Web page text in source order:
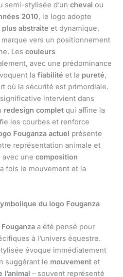
semi-stylisée d’un cheval ou
2010, le logo adopte
abstraite et dynamique,
vers un positionnement
Les couleurs
avec une prédominance
la fiabilité et la pureté,
où la sécurité est primordiale.
intervient dans
redesign complet qui affine la
les courbes et renforce
Fouganza actuel présente
représentation animale et
une composition
fois le mouvement et la
du logo Fouganza
a été pensé pour
à l’univers équestre.
évoque immédiatement
suggérant le mouvement et
l’animal – souvent représenté